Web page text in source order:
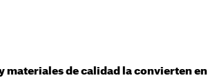
materiales de calidad la convierten en